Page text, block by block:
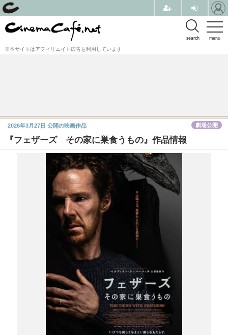
menu
search
※本サイトはアフィリエイト広告を利用しています
『フェザーズ その家に巣食うもの』作品情報
2026年3月27日 公開の映画作品 劇場公開